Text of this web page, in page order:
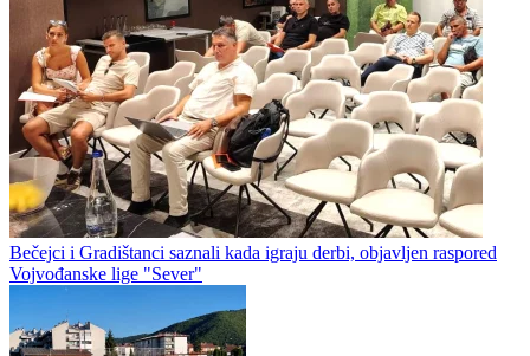
Bečejci i Gradištanci saznali kada igraju derbi, objavljen raspored
Vojvođanske lige "Sever"